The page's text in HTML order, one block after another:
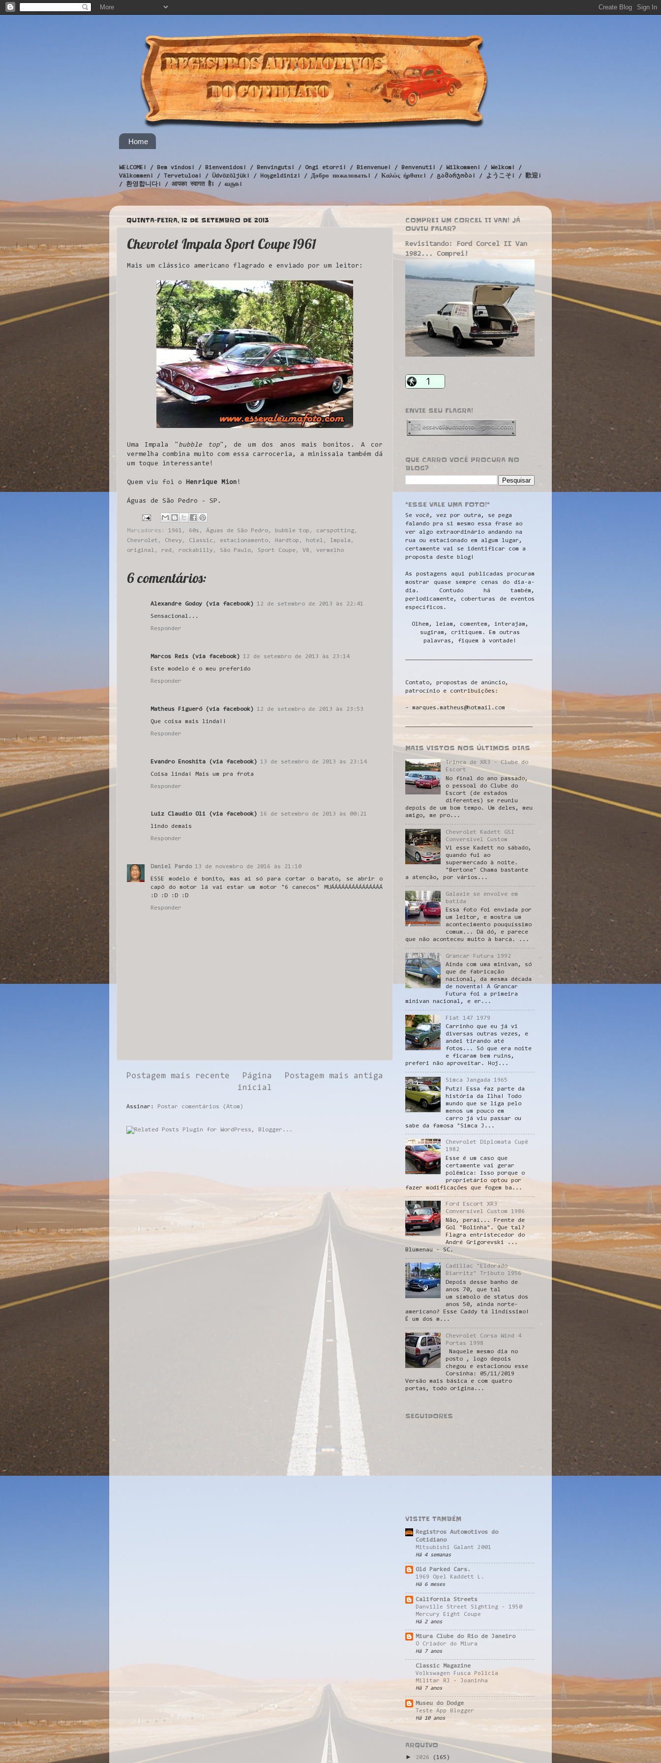
Home
WELCOME! / Bem vindos! / Bienvenidos! / Benvinguts! / Ongi etorri! / Bienvenue! / Benvenuti! / Wilkommen! / Welkom! /
Välkommen! / Tervetuloa! / Üdvözöljük! / Hoşgeldiniz! / Добро пожаловать! / Καλώς ήρθατε! / გამარჯობა! / ようこそ! / 歡迎!
/ 환영합니다! / आपका स्वागत है! / வருக!
QUINTA-FEIRA, 12 DE SETEMBRO DE 2013
Chevrolet Impala Sport Coupe 1961
Mais um clássico americano flagrado e enviado por um leitor:
Uma Impala " bubble top", de um dos anos mais bonitos. A cor
vermelha combina muito com essa carroceria, a minissaia também dá
um toque interessante!
Quem viu foi o Henrique Mion !
Águas de São Pedro - SP.
Marcadores: 1961 , 60s , Águas de São Pedro, bubble top , carspotting,
Chevrolet , Chevy , Classic , estacionamento, Hardtop , hotel , Impala ,
original , red , rockabilly , São Paulo, Sport Coupe, V8 , vermelho
6 comentários:
Alexandre Godoy (via facebook) 12 de setembro de 2013 às 22:41
Sensacional...
Responder
Marcos Reis (via facebook) 12 de setembro de 2013 às 23:14
Este modelo é o meu preferido
Responder
Matheus Figueró (via facebook) 12 de setembro de 2013 às 23:53
Que coisa mais linda!!
Responder
Evandro Enoshita (via facebook) 13 de setembro de 2013 às 23:14
Coisa linda! Mais um pra frota
Responder
Luiz Claudio Oli (via facebook) 16 de setembro de 2013 às 00:21
lindo demais
Responder
Daniel Pardo 13 de novembro de 2016 às 21:10
ESSE modelo é bonito, mas ai só para cortar o barato, se abrir o
capô do motor lá vai estar um motor "6 canecos" MUÁÁÁÁÁÁÁÁÁÁÁÁÁÁÁ
:D :D :D :D
Responder
Postagem mais recente Postagem mais antiga
Página
inicial
Assinar: Postar comentários (Atom)
COMPREI UM CORCEL II VAN! JÁ
OUVIU FALAR?
Revisitando: Ford Corcel II Van
1982... Comprei!
ENVIE SEU FLAGRA!
QUE CARRO VOCÊ PROCURA NO
BLOG?
"ESSE VALE UMA FOTO!"
Se você, vez por outra, se pega
falando pra si mesmo essa frase ao
ver algo extraordinário andando na
rua ou estacionado em algum lugar,
certamente vai se identificar com a
proposta deste blog!
As postagens aqui publicadas procuram
mostrar quase sempre cenas do dia-a-
dia. Contudo há também,
periodicamente, coberturas de eventos
específicos.
Olhem, leiam, comentem, interajam,
sugiram, critiquem. Em outras
palavras, fiquem à vontade!
Contato, propostas de anúncio,
patrocínio e contribuições:
- marques.matheus@hotmail.com
MAIS VISTOS NOS ÚLTIMOS DIAS
Trinca de XR3 - Clube do
Escort
No final do ano passado,
o pessoal do Clube do
Escort (de estados
diferentes) se reuniu
depois de um bom tempo. Um deles, meu
amigo, me pro...
Chevrolet Kadett GSI
Conversível Custom
Vi esse Kadett no sábado,
quando fui ao
supermercado à noite.
"Bertone" Chama bastante
a atenção, por vários...
Galaxie se envolve em
batida
Essa foto foi enviada por
um leitor, e mostra um
acontecimento pouquíssimo
comum... Dá dó, e parece
que não aconteceu muito à barca. ...
Grancar Futura 1992
Ainda com uma minivan, só
que de fabricação
nacional, da mesma década
de noventa! A Grancar
Futura foi a primeira
minivan nacional, e er...
Fiat 147 1979
Carrinho que eu já vi
diversas outras vezes, e
andei tirando até
fotos... Só que era noite
e ficaram bem ruins,
preferi não aproveitar. Hoj...
Simca Jangada 1965
Putz! Essa faz parte da
história da Ilha! Todo
mundo que se liga pelo
menos um pouco em
carro já viu passar ou
sabe da famosa "Simca J...
Chevrolet Diplomata Cupê
1982
Esse é um caso que
certamente vai gerar
polêmica: Isso porque o
proprietário optou por
fazer modificações que fogem ba...
Ford Escort XR3
Conversível Custom 1986
Não, peraí... Frente de
Gol "Bolinha". Que tal?
Flagra entristecedor do
André Grigorevski ...
Blumenau - SC.
Cadillac "Eldorado
Biarritz" Tributo 1956
Depois desse banho de
anos 70, que tal
um símbolo de status dos
anos 50, ainda norte-
americano? Esse Caddy tá lindíssimo!
É um dos m...
Chevrolet Corsa Wind 4
Portas 1998
Naquele mesmo dia no
posto , logo depois
chegou e estacionou esse
Corsinha: 05/11/2019
Versão mais básica e com quatro
portas, todo origina...
SEGUIDORES
VISITE TAMBÉM
Registros Automotivos do
Cotidiano
Mitsubishi Galant 2001
Há 4 semanas
Old Parked Cars.
1969 Opel Kaddett L.
Há 6 meses
California Streets
Danville Street Sighting - 1950
Mercury Eight Coupe
Há 2 anos
Miura Clube do Rio de Janeiro
O Criador do Miura
Há 7 anos
Classic Magazine
Volkswagen Fusca Policia
Militar RJ - Joaninha
Há 7 anos
Museu do Dodge
Teste App Blogger
Há 10 anos
ARQUIVO
► 2026 (165)